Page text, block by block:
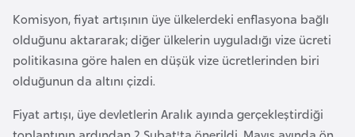
Komisyon, fiyat artışının üye ülkelerdeki enflasyona bağlı
olduğunu aktararak; diğer ülkelerin uyguladığı vize ücreti
politikasına göre halen en düşük vize ücretlerinden biri
olduğunun da altını çizdi.
Fiyat artışı, üye devletlerin Aralık ayında gerçekleştirdiği
A
z
e
r
b
a